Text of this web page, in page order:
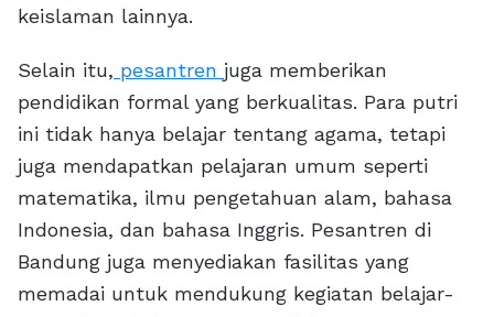
keislaman lainnya.
Selain itu, pesantren juga memberikan
pendidikan formal yang berkualitas. Para putri
ini tidak hanya belajar tentang agama, tetapi
juga mendapatkan pelajaran umum seperti
matematika, ilmu pengetahuan alam, bahasa
Indonesia, dan bahasa Inggris. Pesantren di
Bandung juga menyediakan fasilitas yang
memadai untuk mendukung kegiatan belajar-